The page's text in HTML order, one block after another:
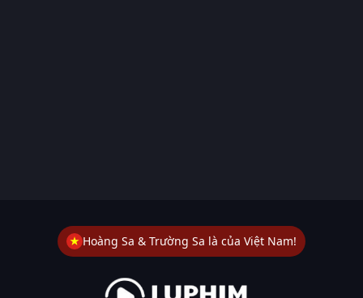
Hoàng Sa & Trường Sa là của Việt Nam!